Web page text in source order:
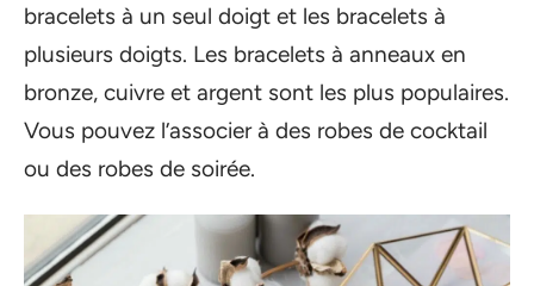
bracelets à un seul doigt et les bracelets à
plusieurs doigts. Les bracelets à anneaux en
bronze, cuivre et argent sont les plus populaires.
Vous pouvez l’associer à des robes de cocktail
ou des robes de soirée.